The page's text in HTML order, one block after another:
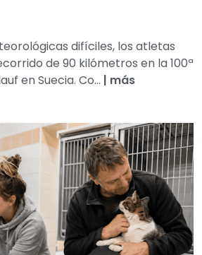
difíciles, los atletas
de 90 kilómetros en la 100ª
en Suecia. Co... | más